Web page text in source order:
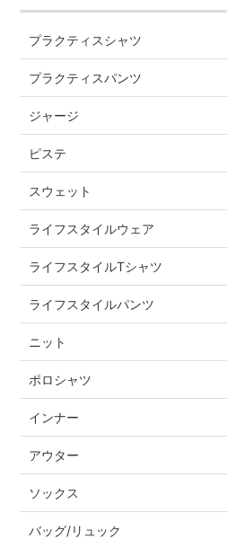
プラクティスシャツ
プラクティスパンツ
ジャージ
ピステ
スウェット
ライフスタイルウェア
ライフスタイルTシャツ
ライフスタイルパンツ
ニット
ポロシャツ
インナー
アウター
ソックス
バッグ/リュック